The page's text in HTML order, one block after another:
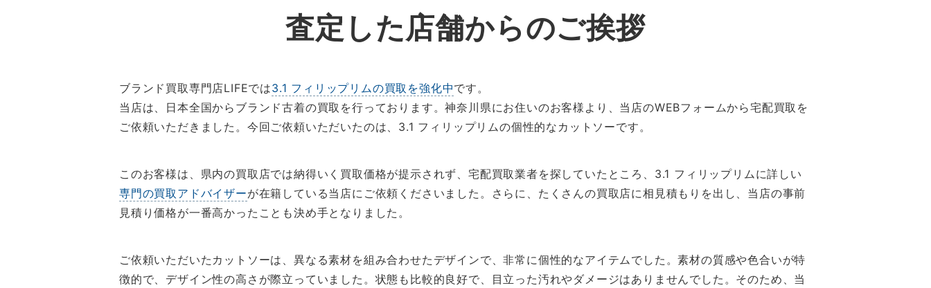
査定した店舗からのご挨拶
ブランド買取専門店LIFEでは3.1 フィリップリムの買取を強化中です。
当店は、日本全国からブランド古着の買取を行っております。神奈川県にお住いのお客様より、当店のWEBフォームから宅配買取を
ご依頼いただきました。今回ご依頼いただいたのは、3.1 フィリップリムの個性的なカットソーです。
このお客様は、県内の買取店では納得いく買取価格が提示されず、宅配買取業者を探していたところ、3.1 フィリップリムに詳しい
専門の買取アドバイザーが在籍している当店にご依頼くださいました。さらに、たくさんの買取店に相見積もりを出し、当店の事前
見積り価格が一番高かったことも決め手となりました。
ご依頼いただいたカットソーは、異なる素材を組み合わせたデザインで、非常に個性的なアイテムでした。素材の質感や色合いが特
徴的で、デザイン性の高さが際立っていました。状態も比較的良好で、目立った汚れやダメージはありませんでした。そのため、当